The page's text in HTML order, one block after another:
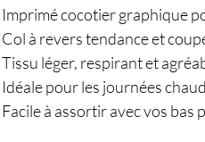
Imprimé cocotier graphique
Col à revers tendance et
Tissu léger, respirant et
Idéale pour les journées
Facile à assortir avec vos bas